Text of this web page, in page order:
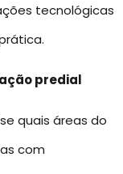
tecnológicas
predial
quais áreas do
com